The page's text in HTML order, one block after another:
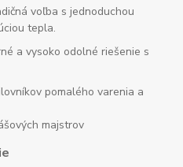
voľba s jednoduchou
tepla.
a vysoko odolné riešenie s
pomalého varenia a
majstrov